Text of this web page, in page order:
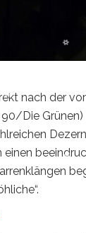
nach der
Die